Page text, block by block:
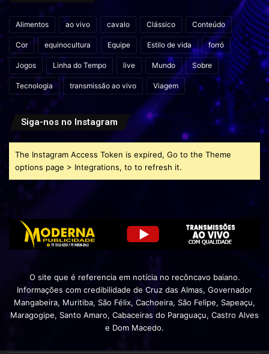
Alimentos ao vivo cavalo Clássico Conteúdo
Cor equinocultura Equipe Estilo de vida forró
Jogos Linha do Tempo live Mundo Sobre
Tecnologia transmissão ao vivo Viagem
Siga-nos no Instagram
The Instagram Access Token is expired, Go to the Theme
options page > Integrations, to to refresh it.
O site que é referencia em notícia no recôncavo baiano.
Informações com credibilidade de Cruz das Almas, Governador
Mangabeira, Muritiba, São Félix, Cachoeira, São Felipe, Sapeaçu,
Maragogipe, Santo Amaro, Cabaceiras do Paraguaçu, Castro Alves
e Dom Macedo.